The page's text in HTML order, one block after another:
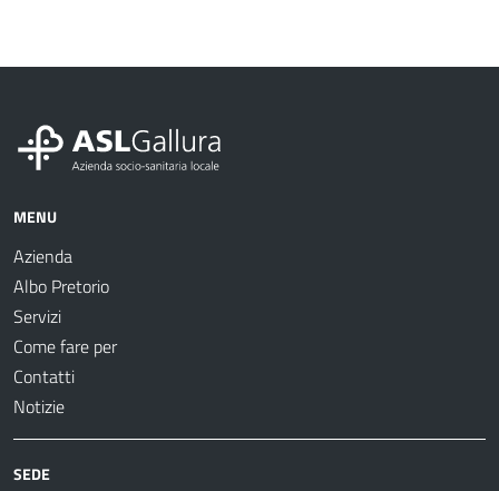
MENU
Azienda
Albo Pretorio
Servizi
Come fare per
Contatti
Notizie
SEDE